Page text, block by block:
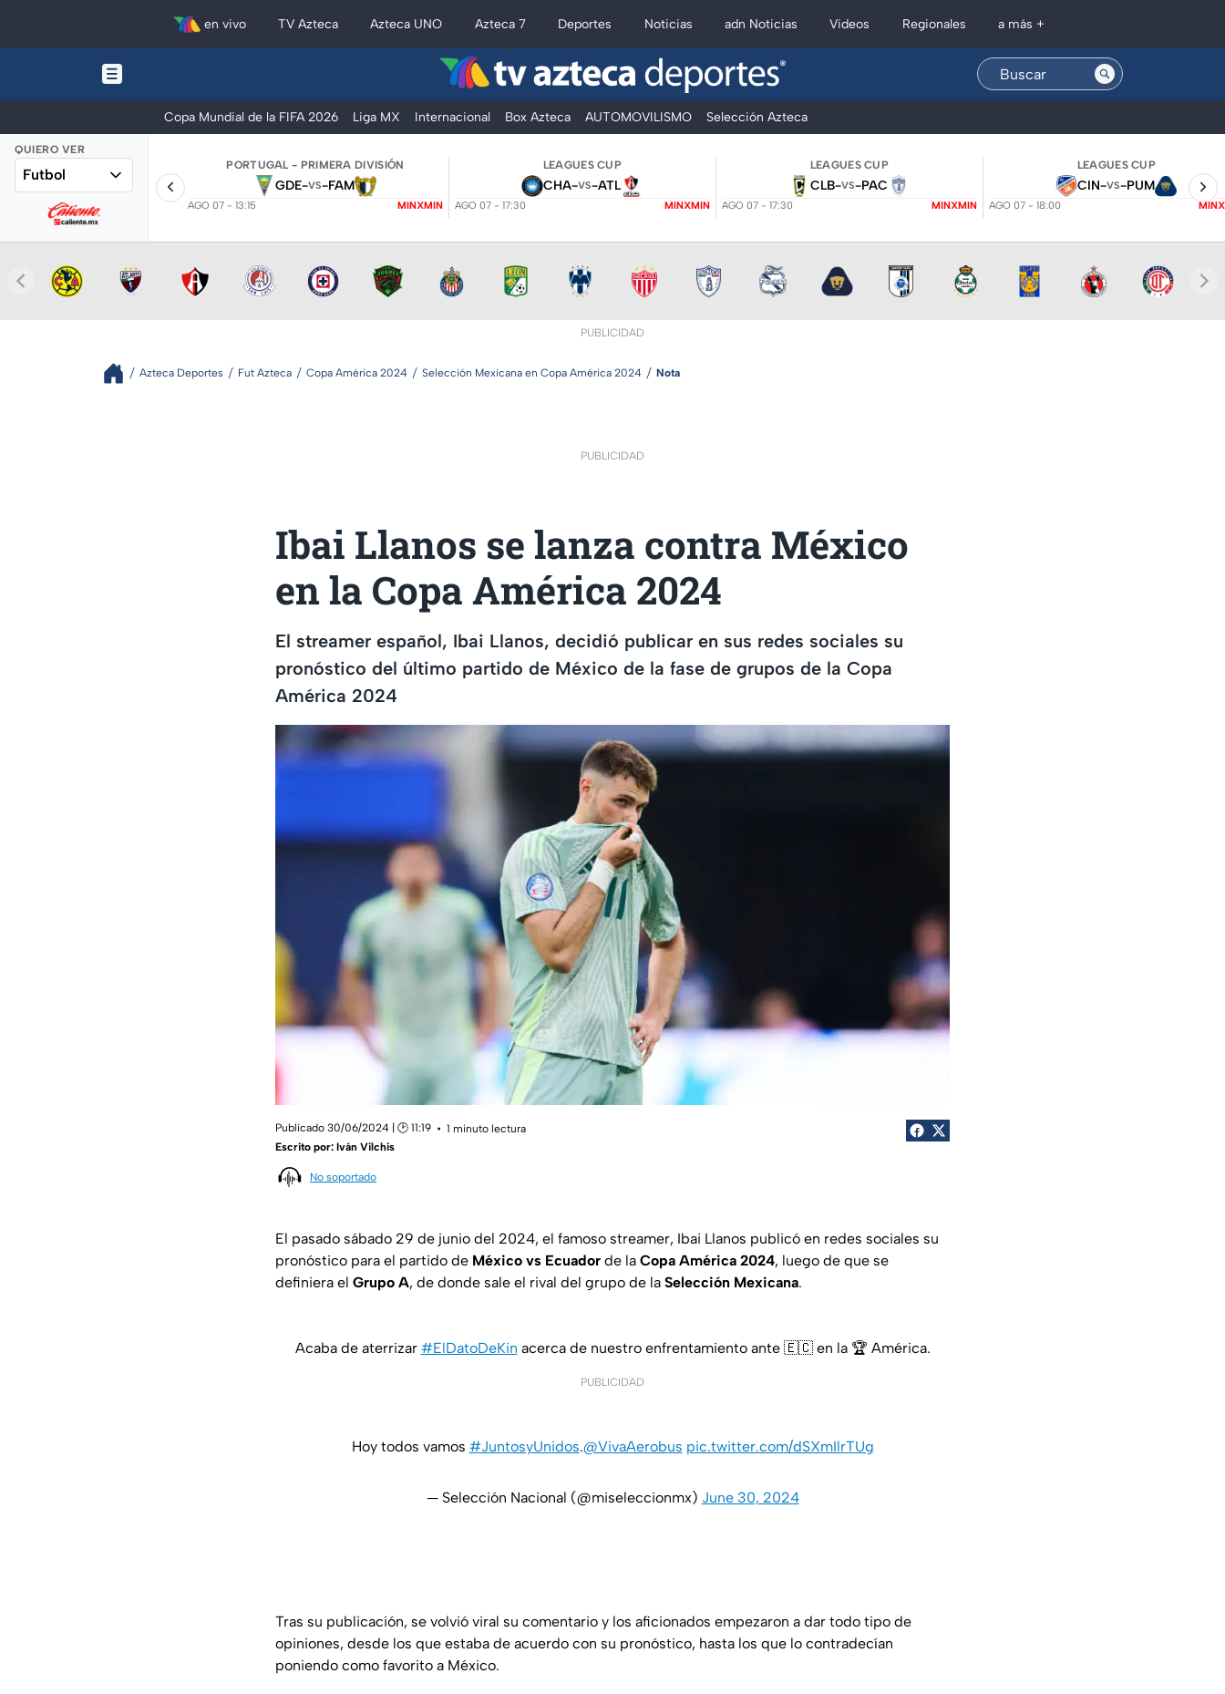
en vivo TV Azteca Azteca UNO Azteca 7 Deportes Noticias adn Noticias Videos Regionales a más +
Copa Mundial de la FIFA 2026 Liga MX Internacional Box Azteca AUTOMOVILISMO Selección Azteca
QUIERO VER
Futbol
PORTUGAL - PRIMERA DIVISIÓN
GDE-VS-FAM
AGO 07 - 13:15 MINXMIN
LEAGUES CUP
CHA-VS-ATL
AGO 07 - 17:30 MINXMIN
LEAGUES CUP
CLB-VS-PAC
AGO 07 - 17:30 MINXMIN
LEAGUES CUP
CIN-VS-PUM
AGO 07 - 18:00
PUBLICIDAD
Azteca Deportes Fut Azteca Copa América 2024 Selección Mexicana en Copa América 2024 Nota
PUBLICIDAD
Ibai Llanos se lanza contra México
en la Copa América 2024
El streamer español, Ibai Llanos, decidió publicar en sus redes sociales su
pronóstico del último partido de México de la fase de grupos de la Copa
América 2024
Publicado 30/06/2024 | 🕑 11:19
1 minuto lectura
Escrito por: Iván Vilchis
No soportado
El pasado sábado 29 de junio del 2024, el famoso streamer, Ibai Llanos publicó en redes sociales su
pronóstico para el partido de México vs Ecuador de la Copa América 2024, luego de que se
definiera el Grupo A, de donde sale el rival del grupo de la Selección Mexicana.
Acaba de aterrizar #ElDatoDeKin acerca de nuestro enfrentamiento ante 🇪🇨 en la 🏆 América.
PUBLICIDAD
Hoy todos vamos #JuntosyUnidos.@VivaAerobus pic.twitter.com/dSXmIlrTUg
— Selección Nacional (@miseleccionmx) June 30, 2024
Tras su publicación, se volvió viral su comentario y los aficionados empezaron a dar todo tipo de
opiniones, desde los que estaba de acuerdo con su pronóstico, hasta los que lo contradecían
poniendo como favorito a México.